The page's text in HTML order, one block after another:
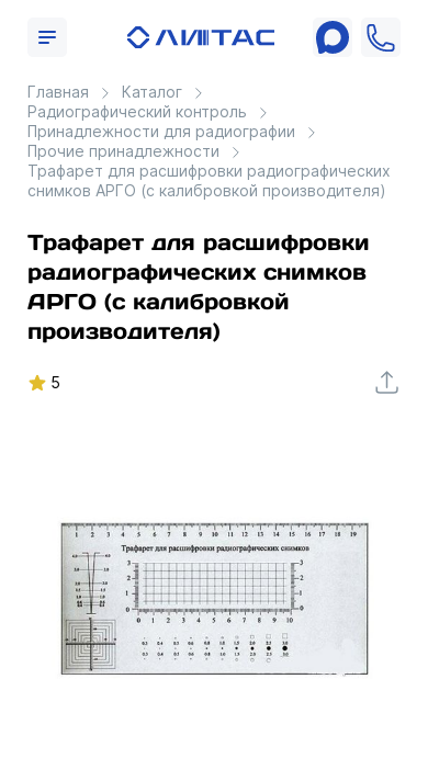
Главная
Каталог
Радиографический контроль
Принадлежности для радиографии
Прочие принадлежности
Трафарет для расшифровки радиографических
снимков АРГО (с калибровкой производителя)
Трафарет для расшифровки
радиографических снимков
АРГО (с калибровкой
производителя)
5